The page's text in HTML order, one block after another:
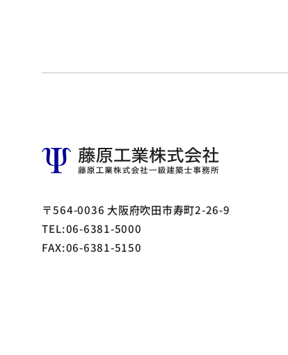
〒564-0036 大阪府吹田市寿町2-26-9
TEL:06-6381-5000
FAX:06-6381-5150